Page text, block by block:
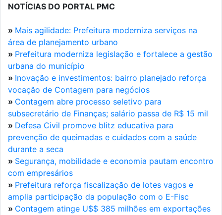
NOTÍCIAS DO PORTAL PMC
» Mais agilidade: Prefeitura moderniza serviços na
área de planejamento urbano
» Prefeitura moderniza legislação e fortalece a gestão
urbana do município
» Inovação e investimentos: bairro planejado reforça
vocação de Contagem para negócios
» Contagem abre processo seletivo para
subsecretário de Finanças; salário passa de R$ 15 mil
» Defesa Civil promove blitz educativa para
prevenção de queimadas e cuidados com a saúde
durante a seca
» Segurança, mobilidade e economia pautam encontro
com empresários
» Prefeitura reforça fiscalização de lotes vagos e
amplia participação da população com o E-Fisc
» Contagem atinge U$$ 385 milhões em exportações